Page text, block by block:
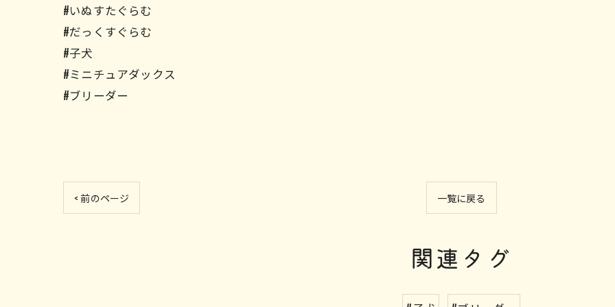
#いぬすたぐらむ
#だっくすぐらむ
#子犬
#ミニチュアダックス
#ブリーダー
< 前のページ 一覧に戻る
関連タグ